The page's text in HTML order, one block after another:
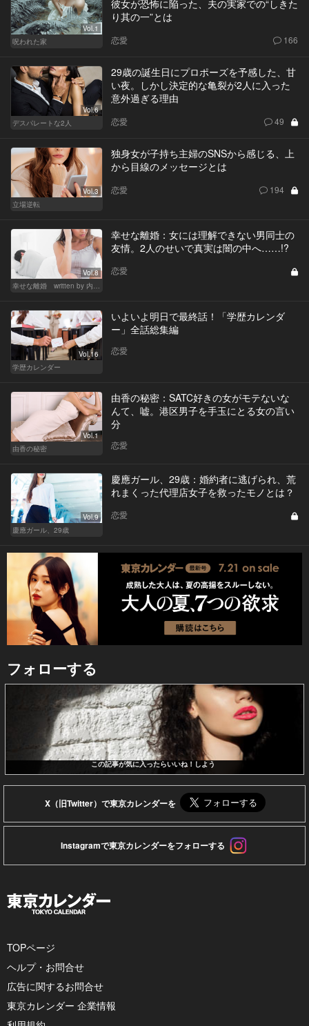
Vol.1
呪われた家
彼女が恐怖に陥った、夫の実家での“しきた
り其の一”とは
恋愛 166
Vol.6
デスパレートな2人
29歳の誕生日にプロポーズを予感した、甘
い夜。しかし決定的な亀裂が2人に入った
意外過ぎる理由
恋愛 49
Vol.3
立場逆転
独身女が子持ち主婦のSNSから感じる、上
から目線のメッセージとは
恋愛 194
Vol.8
幸せな離婚 written by 内埜さくら
幸せな離婚：女には理解できない男同士の
友情。2人のせいで真実は闇の中へ……!?
恋愛
Vol.16
学歴カレンダー
いよいよ明日で最終話！「学歴カレンダ
ー」全話総集編
恋愛
Vol.1
由香の秘密
由香の秘密：SATC好きの女がモテないな
んて、嘘。港区男子を手玉にとる女の言い
分
恋愛
Vol.9
慶應ガール、29歳
慶應ガール、29歳：婚約者に逃げられ、荒
れまくった代理店女子を救ったモノとは？
恋愛
フォローする
この記事が気に入ったらいいね！しよう
X（旧Twitter）で東京カレンダーを
Instagramで東京カレンダーをフォローする
TOPページ
ヘルプ・お問合せ
広告に関するお問合せ
東京カレンダー 企業情報